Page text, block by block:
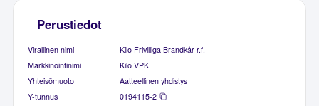
Perustiedot
Virallinen nimi
Kilo Frivilliga Brandkår r.f.
Markkinointinimi
Kilo VPK
Yhteisömuoto
Aatteellinen yhdistys
Y-tunnus
0194115-2